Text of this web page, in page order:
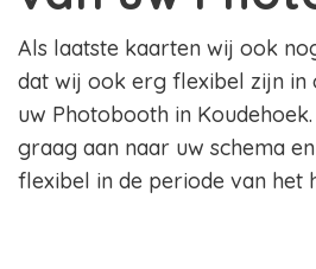
Als laatste kaarten wij ook
dat wij ook erg flexibel zijn in
uw Photobooth in
graag aan naar uw schema
flexibel in de periode van het